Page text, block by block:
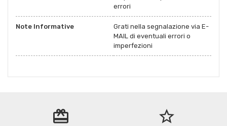
errori
Note Informative
Grati nella segnalazione via E-
MAIL di eventuali errori o
imperfezioni
redeem star_border